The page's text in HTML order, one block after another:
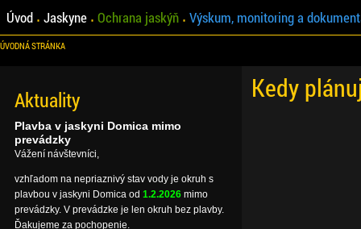
Úvod Jaskyne Ochrana jaskýň Výskum, monitoring a
ÚVODNÁ STRÁNKA
Kedy
Aktuality
Plavba v jaskyni Domica mimo
prevádzky
Vážení návštevníci,
vzhľadom na nepriaznivý stav vody je okruh s
plavbou v jaskyni Domica od 1.2.2026 mimo
prevádzky. V prevádzke je len okruh bez plavby.
Ďakujeme za pochopenie.